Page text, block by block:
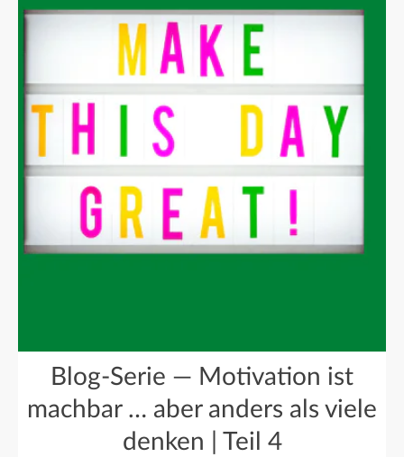
Blog-Serie — Motivation ist
machbar … aber anders als viele
denken | Teil 4